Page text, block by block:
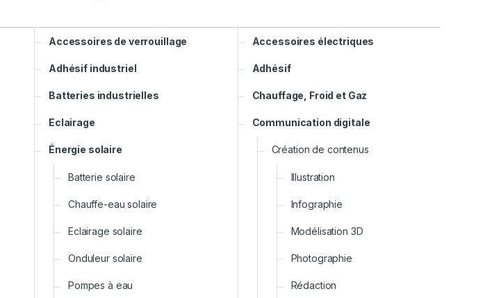
Accessoires de verrouillage
Adhésif industriel
Batteries industrielles
Eclairage
Énergie solaire
Batterie solaire
Chauffe-eau solaire
Eclairage solaire
Onduleur solaire
Pompes à eau
Accessoires électriques
Adhésif
Chauffage, Froid et Gaz
Communication digitale
Création de contenus
Illustration
Infographie
Modélisation 3D
Photographie
Rédaction